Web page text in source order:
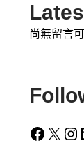
尚無留言
Facebook X Instagram